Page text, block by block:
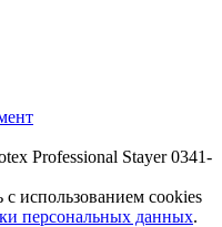
Professional Stayer 0341-
с использованием cookies
персональных данных.